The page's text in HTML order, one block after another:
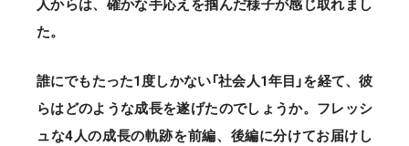
た。
誰にでもたった1度しかない「社会人1年目」を経て、彼
らはどのような成長を遂げたのでしょうか。フレッシ
ュな4人の成長の軌跡を前編、後編に分けてお届けし